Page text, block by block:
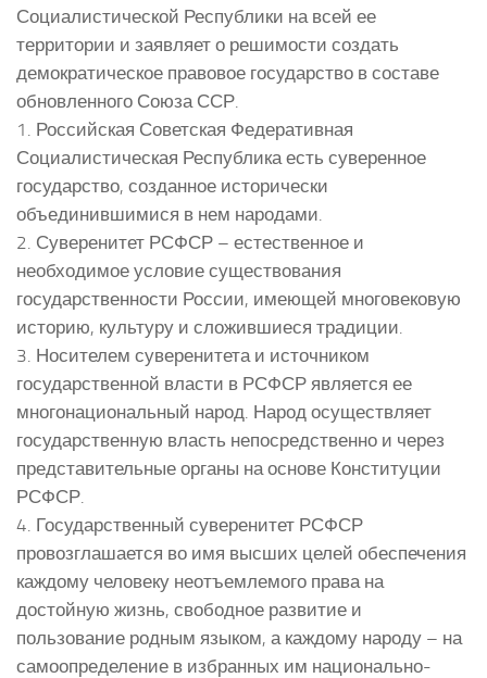
Социалистической Республики на всей ее
территории и заявляет о решимости создать
демократическое правовое государство в составе
обновленного Союза ССР.
1. Российская Советская Федеративная
Социалистическая Республика есть суверенное
государство, созданное исторически
объединившимися в нем народами.
2. Суверенитет РСФСР – естественное и
необходимое условие существования
государственности России, имеющей многовековую
историю, культуру и сложившиеся традиции.
3. Носителем суверенитета и источником
государственной власти в РСФСР является ее
многонациональный народ. Народ осуществляет
государственную власть непосредственно и через
представительные органы на основе Конституции
РСФСР.
4. Государственный суверенитет РСФСР
провозглашается во имя высших целей обеспечения
каждому человеку неотъемлемого права на
достойную жизнь, свободное развитие и
пользование родным языком, а каждому народу – на
самоопределение в избранных им национально-